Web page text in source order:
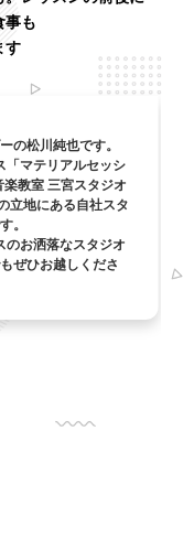
事も
す
の松川純也です。
「マテリアルセッシ
楽教室 三宮スタジオ
立地にある自社スタ
。
のお洒落なスタジオ
ぜひお越しくださ